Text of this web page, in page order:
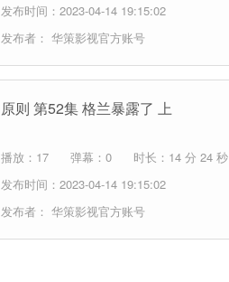
发布时间：2023-04-14 19:15:02
发布者： 华策影视官方账号
原则 第52集 格兰暴露了 上
播放：17 弹幕：0
时长：14 分 24 秒
发布时间：2023-04-14 19:15:02
发布者： 华策影视官方账号